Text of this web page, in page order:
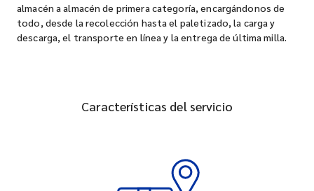
almacén a almacén de primera categoría, encargándonos de
todo, desde la recolección hasta el paletizado, la carga y
descarga, el transporte en línea y la entrega de última milla.
Características del servicio